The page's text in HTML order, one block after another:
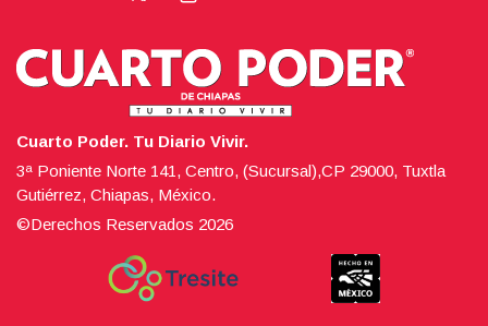
Cuarto Poder. Tu Diario Vivir.
3ª Poniente Norte 141, Centro, (Sucursal),CP 29000, Tuxtla
Gutiérrez, Chiapas, México.
©Derechos Reservados 2026